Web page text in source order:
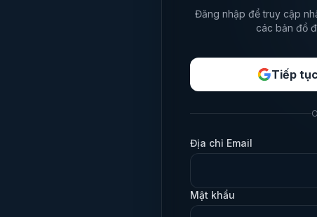
Đăng nhập để truy cập
các bản đồ
Tiếp
Địa chỉ Email
Mật khẩu